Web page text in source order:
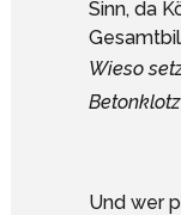
Wieso
Und wer